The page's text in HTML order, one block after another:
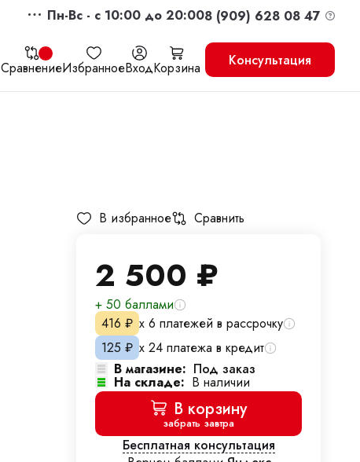
Пн-Вс - c 10:00 до 20:008 (909) 628 08 47
СравнениеИзбранноеВходКорзина Консультация
В избранное Сравнить
2 500 ₽
+ 50 баллами
416 ₽ х 6 платежей в рассрочку
125 ₽ х 24 платежа в кредит
В магазине: Под заказ
На складе: В наличии
В корзину
забрать завтра
Бесплатная консультация